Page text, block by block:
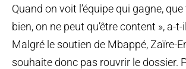
Quand on voit l’équipe qui gagne,
bien, on ne peut qu’être content », a-
Malgré le soutien de Mbappé, Zaïre-
souhaite donc pas rouvrir le dossier.